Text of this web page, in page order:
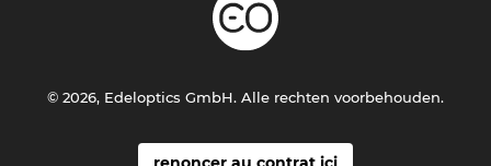
© 2026, Edeloptics GmbH. Alle rechten voorbehouden.